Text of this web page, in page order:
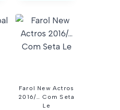
Farol New Actros
2016/… Com Seta
Le